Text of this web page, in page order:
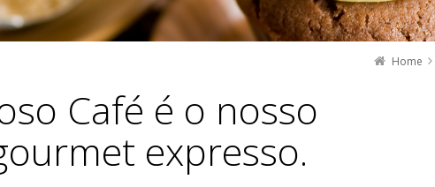
Home
Café é o nosso
expresso.